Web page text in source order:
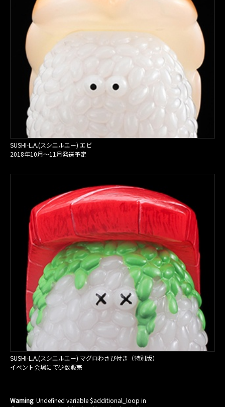
SUSHI-L.A.(スシエルエー) エビ
2018年10月〜11月発送予定
SUSHI-L.A.(スシエルエー) マグロわさび付き（特別版）
イベント会場にて少数販売
Warning: Undefined variable $additional_loop in